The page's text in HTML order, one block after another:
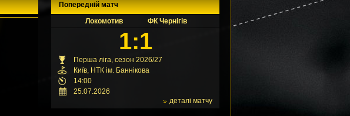
Попередній матч
Локомотив
ФК Чернігів
1:1
Перша ліга, сезон 2026/27
Київ, НТК ім. Баннікова
14:00
25.07.2026
деталі матчу